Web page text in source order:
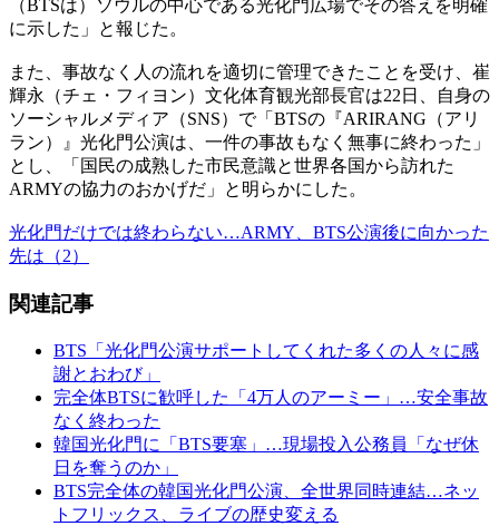
（BTSは）ソウルの中心である光化門広場でその答えを明確
に示した」と報じた。
また、事故なく人の流れを適切に管理できたことを受け、崔
輝永（チェ・フィヨン）文化体育観光部長官は22日、自身の
ソーシャルメディア（SNS）で「BTSの『ARIRANG（アリ
ラン）』光化門公演は、一件の事故もなく無事に終わった」
とし、「国民の成熟した市民意識と世界各国から訪れた
ARMYの協力のおかげだ」と明らかにした。
光化門だけでは終わらない…ARMY、BTS公演後に向かった
先は（2）
関連記事
BTS「光化門公演サポートしてくれた多くの人々に感
謝とおわび」
完全体BTSに歓呼した「4万人のアーミー」…安全事故
なく終わった
韓国光化門に「BTS要塞」…現場投入公務員「なぜ休
日を奪うのか」
BTS完全体の韓国光化門公演、全世界同時連結…ネッ
トフリックス、ライブの歴史変える